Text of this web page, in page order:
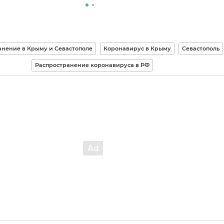
в Крыму и Севастополе Коронавирус в Крыму Севастополь
Распространение коронавируса в РФ